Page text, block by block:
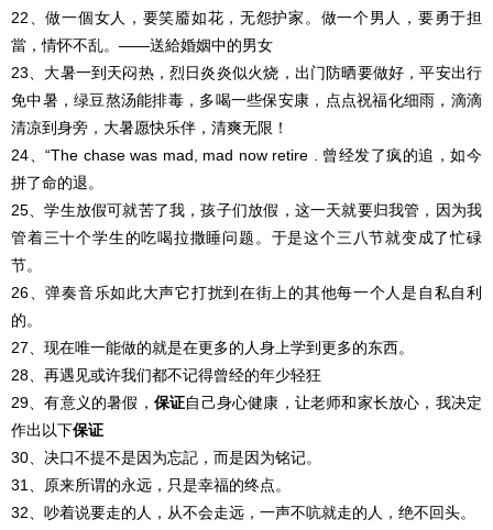
22、做一個女人，要笑靥如花，无怨护家。做一个男人，要勇于担
當，情怀不乱。——送給婚姻中的男女
23、大暑一到天闷热，烈日炎炎似火烧，出门防晒要做好，平安出行
免中暑，绿豆熬汤能排毒，多喝一些保安康，点点祝福化细雨，滴滴
清凉到身旁，大暑愿快乐伴，清爽无限！
24、“The chase was mad, mad now retire . 曾经发了疯的追，如今
拼了命的退。
25、学生放假可就苦了我，孩子们放假，这一天就要归我管，因为我
管着三十个学生的吃喝拉撒睡问题。于是这个三八节就变成了忙碌
节。
26、弹奏音乐如此大声它打扰到在街上的其他每一个人是自私自利
的。
27、现在唯一能做的就是在更多的人身上学到更多的东西。
28、再遇见或许我们都不记得曾经的年少轻狂
29、有意义的暑假， 保证自己身心健康，让老师和家长放心，我决定
作出以下保证
30、决口不提不是因为忘記，而是因为铭记。
31、原来所谓的永远，只是幸福的终点。
32、吵着说要走的人，从不会走远，一声不吭就走的人，绝不回头。